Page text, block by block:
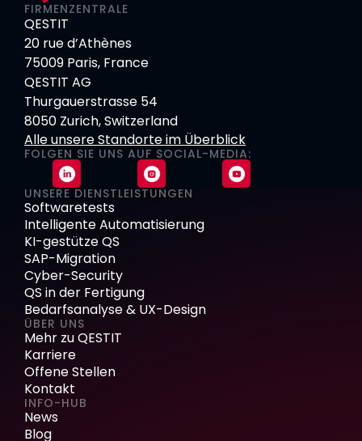
FIRMENZENTRALE
QESTIT
20 rue d’Athènes
75009 Paris, France
QESTIT AG
Thurgauerstrasse 54
8050 Zurich, Switzerland
Alle unsere Standorte im Überblick
FOLGEN SIE UNS AUF SOCIAL-MEDIA:
UNSERE DIENSTLEISTUNGEN
Softwaretests
Intelligente Automatisierung
KI-gestütze QS
SAP-Migration
Cyber-Security
QS in der Fertigung
Bedarfsanalyse & UX-Design
ÜBER UNS
Mehr zu QESTIT
Karriere
Offene Stellen
Kontakt
INFO-HUB
News
Blog